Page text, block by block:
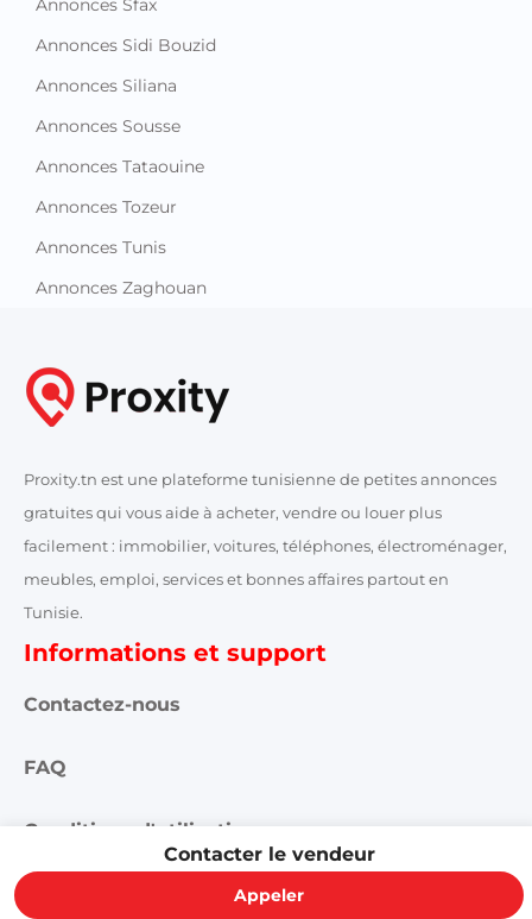
Contacter le vendeur
Appeler
Annonces Sfax
Annonces Sidi Bouzid
Annonces Siliana
Annonces Sousse
Annonces Tataouine
Annonces Tozeur
Annonces Tunis
Annonces Zaghouan
Proxity.tn est une plateforme tunisienne de petites annonces
gratuites qui vous aide à acheter, vendre ou louer plus
facilement : immobilier, voitures, téléphones, électroménager,
meubles, emploi, services et bonnes affaires partout en
Tunisie.
Informations et support
Contactez-nous
FAQ
Conditions d'utilisations
Publicité et partenariat